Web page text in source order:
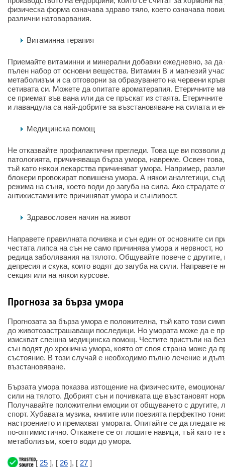
физическа форма означава здраво тяло, което означава
различни натоварвания.
Витаминна терапия
Приемайте витаминни и минерални добавки ежедневно, за да
пълен набор от основни вещества. Витамин B и магнезий
метаболизъм и са отговорни за образуването на червени
сетивата си. Можете да опитате ароматерапия. Етеричните
се приемат във вана или да се пръскат из стаята.
и лавандула са най-добрите за възстановяване на силата и
Медицинска помощ
Не отказвайте профилактични прегледи. Това ще ви позволи
патологията, причиняваща бърза умора, навреме. Освен
тъй като някои лекарства причиняват умора. Например,
блокери провокират повишена умора. А някои аналгетици,
режима на съня, което води до загуба на сила. Ако страдате
антихистамините причиняват умора и сънливост.
Здравословен начин на живот
Направете правилната почивка и сън един от основните си
честата липса на сън не само причинява умора и нервност,
редица заболявания на тялото. Общувайте повече с другите,
депресия и скука, които водят до загуба на сили. Направете
секция или на някои курсове.
Прогноза за бърза умора
Прогнозата за бърза умора е положителна, тъй като този
до животозастрашаващи последици. Но умората може да е
изискват спешна медицинска помощ. Честите пристъпи на
сън водят до хронична умора, която от своя страна може да
състояние. В този случай е необходимо пълно лечение и
възстановяване.
Бързата умора показва изтощение на физическите,
сили на тялото. Добрият сън и почивката ще възстановят
Получавайте положителни емоции от общуването с другите,
спорт. Хубавата музика, книгите или поезията перфектно
настроението и премахват умората. Опитайте се да гледате
по-оптимистично. Откажете се от лошите навици, тъй като те
метаболизъм, което води до умора.
[ 25 ], [ 26 ], [ 27 ]